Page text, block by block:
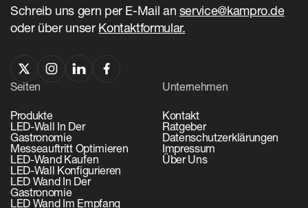
Schreib uns gern per E-Mail an service@kampro.de
oder über unser Kontaktformular.
Seiten
Produkte
LED-Wall In Der
Gastronomie
Messeauftritt Optimieren
LED-Wand Kaufen
LED-Wall Konfigurieren
LED Wand In Der
Gastronomie
LED Wand Im Empfang
Unternehmen
Kontakt
Ratgeber
Datenschutzerklärungen
Impressum
Über Uns